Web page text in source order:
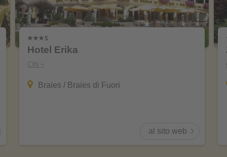
Hotel Erika
CIN +
Braies / Braies di Fuori
al sito web